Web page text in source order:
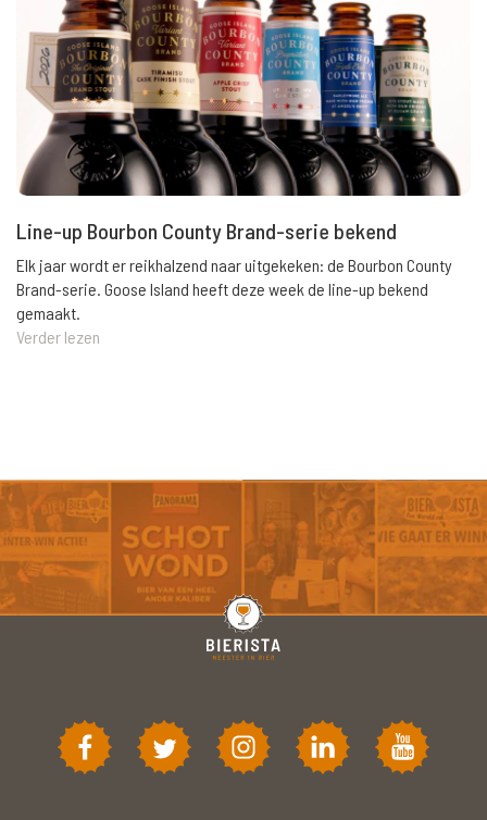
Line-up Bourbon County Brand-serie bekend
Elk jaar wordt er reikhalzend naar uitgekeken: de Bourbon County
Brand-serie. Goose Island heeft deze week de line-up bekend
gemaakt.
Verder lezen